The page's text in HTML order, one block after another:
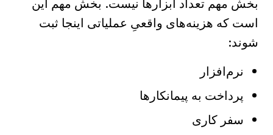
بخش مهم تعداد ابزارها نیست. بخش مهم این
است که هزینه‌های واقعیِ عملیاتی اینجا ثبت
شوند:
نرم‌افزار
پرداخت به پیمانکارها
سفر کاری